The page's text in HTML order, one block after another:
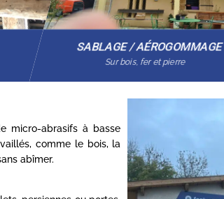
SABLAGE / AÉROGOMMAGE
Sur bois, fer et pierre
micro-abrasifs à basse
comme le bois, la
abîmer.